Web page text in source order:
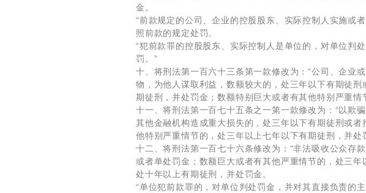
金。
“前款规定的公司、企业的控股股东、实际控制人实施或
照前款的规定处罚。
“犯前款罪的控股股东、实际控制人是单位的，对单位判
罚。”
十、将刑法第一百六十三条第一款修改为：“公司、企业
物，为他人谋取利益，数额较大的，处三年以下有期徒
期徒刑，并处罚金；数额特别巨大或者有其他特别严重
十一、将刑法第一百七十五条之一第一款修改为：“以欺
其他金融机构造成重大损失的，处三年以下有期徒刑或
他特别严重情节的，处三年以上七年以下有期徒刑，并处
十二、将刑法第一百七十六条修改为：“非法吸收公众存
或者单处罚金；数额巨大或者有其他严重情节的，处三
处十年以上有期徒刑，并处罚金。
“单位犯前款罪的，对单位判处罚金，并对其直接负责的